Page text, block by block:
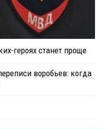
героях станет проще
воробьев: когда